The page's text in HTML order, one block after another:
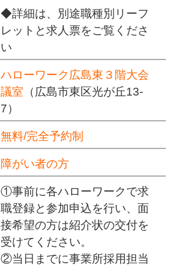
◆詳細は、別途職種別リーフ
レットと求人票をご覧くださ
い
ハローワーク広島東３階大会
議室 （広島市東区光が丘13-
7）
無料/完全予約制
障がい者の方
①事前に各ハローワークで求
職登録と参加申込を行い、面
接希望の方は紹介状の交付を
受けてください。
②当日までに事業所採用担当